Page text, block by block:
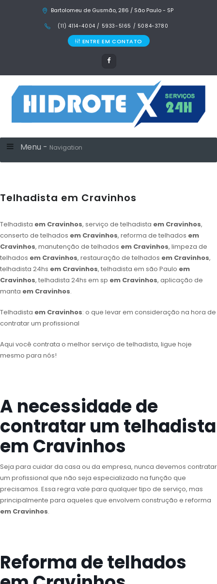
Bartolomeu de Gusmão, 286 / São Paulo - SP
(11) 4114-4004 / 5933-5165 / 5084-3780
ENTRE EM CONTATO
Menu - Navigation
Telhadista em Cravinhos
Telhadista em Cravinhos, serviço de telhadista em Cravinhos,
conserto de telhados em Cravinhos, reforma de telhados em
Cravinhos, manutenção de telhados em Cravinhos, limpeza de
telhados em Cravinhos, restauração de telhados em Cravinhos,
telhadista 24hs em Cravinhos, telhadista em são Paulo em
Cravinhos, telhadista 24hs em sp em Cravinhos, aplicação de
manta em Cravinhos.
Telhadista em Cravinhos: o que levar em consideração na hora de
contratar um profissional
Aqui você contrata o melhor serviço de telhadista, ligue hoje
mesmo para nós!
A necessidade de
contratar um telhadista
em Cravinhos
Seja para cuidar da casa ou da empresa, nunca devemos contratar
um profissional que não seja especializado na função que
precisamos. Essa regra vale para qualquer tipo de serviço, mas
principalmente para aqueles que envolvem construção e reforma
em Cravinhos.
Reforma de telhados